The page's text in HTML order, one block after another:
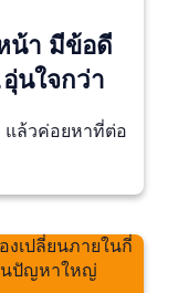
น้า มีข้อดี
นใจกว่า
ล้วค่อยหาที่ต่อ